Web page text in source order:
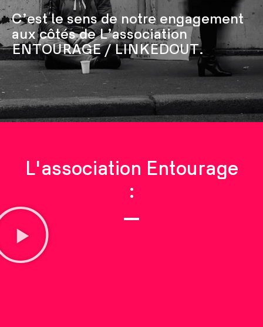
C’est le sens de notre engagement
aux côtés de L’association
ENTOURAGE / LINKEDOUT.
L'association Entourage
: